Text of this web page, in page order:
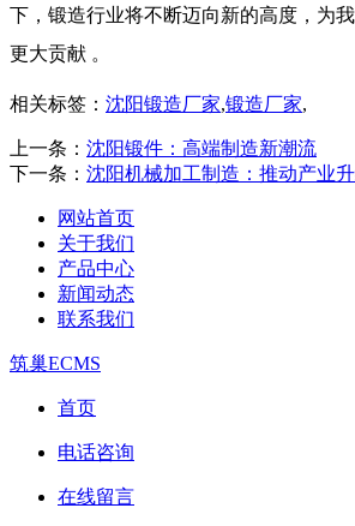
下，锻造行业将不断迈向新的高度，为
更大贡献 。
相关标签： 沈阳锻造厂家,锻造厂家,
上一条： 沈阳锻件：高端制造新潮流
下一条： 沈阳机械加工制造：推动产业
网站首页
关于我们
产品中心
新闻动态
联系我们
筑巢ECMS
首页
电话咨询
在线留言